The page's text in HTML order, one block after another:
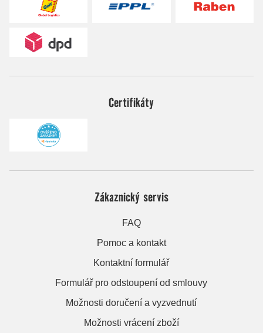
Certifikáty
Zákaznický servis
FAQ
Pomoc a kontakt
Kontaktní formulář
Formulář pro odstoupení od smlouvy
Možnosti doručení a vyzvednutí
Možnosti vrácení zboží